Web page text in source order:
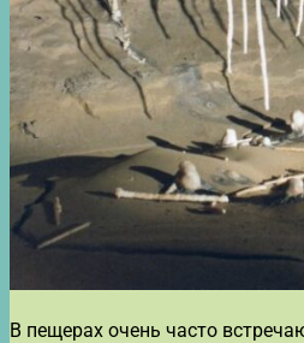
В пещерах очень часто